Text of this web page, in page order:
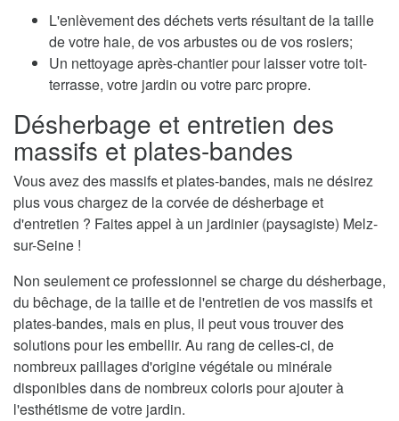
L'enlèvement des déchets verts résultant de la taille
de votre haie, de vos arbustes ou de vos rosiers;
Un nettoyage après-chantier pour laisser votre toit-
terrasse, votre jardin ou votre parc propre.
Désherbage et entretien des
massifs et plates-bandes
Vous avez des massifs et plates-bandes, mais ne désirez
plus vous chargez de la corvée de désherbage et
d'entretien ? Faites appel à un jardinier (paysagiste) Melz-
sur-Seine !
Non seulement ce professionnel se charge du désherbage,
du bêchage, de la taille et de l'entretien de vos massifs et
plates-bandes, mais en plus, il peut vous trouver des
solutions pour les embellir. Au rang de celles-ci, de
nombreux paillages d'origine végétale ou minérale
disponibles dans de nombreux coloris pour ajouter à
l'esthétisme de votre jardin.